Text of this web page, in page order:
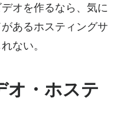
オを作るなら、気に
あるホスティングサ
ない。
オ・ホステ